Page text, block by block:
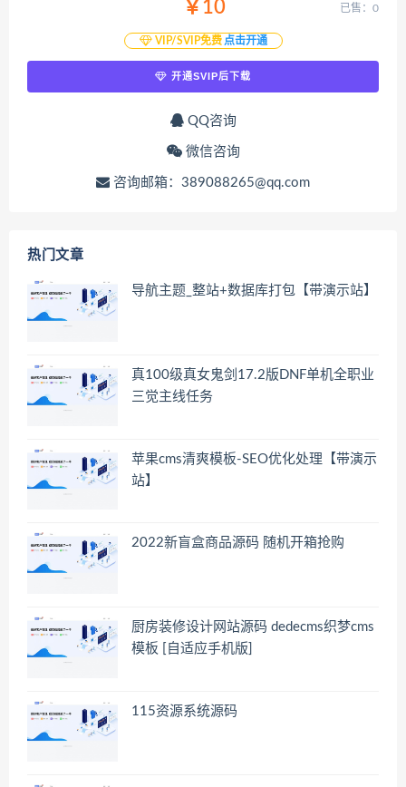
￥10
VIP/SVIP免费 点击开通
已售：0
开通SVIP后下载
QQ咨询
微信咨询
咨询邮箱：389088265@qq.com
热门文章
导航主题_整站+数据库打包【带演示站】
真100级真女鬼剑17.2版DNF单机全职业
三觉主线任务
苹果cms清爽模板-SEO优化处理【带演示
站】
2022新盲盒商品源码 随机开箱抢购
厨房装修设计网站源码 dedecms织梦cms
模板 [自适应手机版]
115资源系统源码